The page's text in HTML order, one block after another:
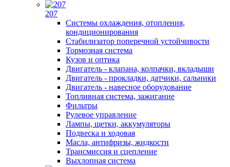
207
Системы охлаждения, отопления,
кондиционирования
Стабилизатор поперечной устойчивости
Тормозная система
Кузов и оптика
Двигатель - клапана, колпачки, вкладыши
Двигатель - прокладки, датчики, сальники
Двигатель - навесное оборудование
Топливная система, зажигание
Фильтры
Рулевое управление
Лампы, щетки, аккумуляторы
Подвеска и ходовая
Масла, антифризы, жидкости
Трансмиссия и сцепление
Выхлопная система